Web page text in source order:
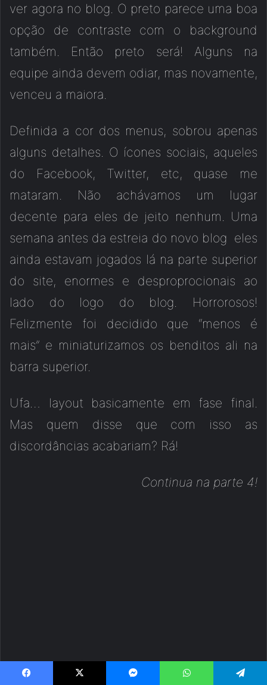
ver agora no blog. O preto parece uma boa
opção de contraste com o background
também. Então preto será! Alguns na
equipe ainda devem odiar, mas novamente,
venceu a maiora.
Definida a cor dos menus, sobrou apenas
alguns detalhes. O ícones sociais, aqueles
do Facebook, Twitter, etc, quase me
mataram. Não achávamos um lugar
decente para eles de jeito nenhum. Uma
semana antes da estreia do novo blog eles
ainda estavam jogados lá na parte superior
do site, enormes e desproprocionais ao
lado do logo do blog. Horrorosos!
Felizmente foi decidido que “menos é
mais” e miniaturizamos os benditos ali na
barra superior.
Ufa… layout basicamente em fase final.
Mas quem disse que com isso as
discordâncias acabariam? Rá!
Continua na parte 4!